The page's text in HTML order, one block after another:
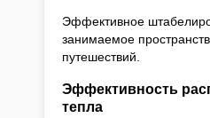
Эффективное
занимаемое
путешествий.
Эффективность
тепла